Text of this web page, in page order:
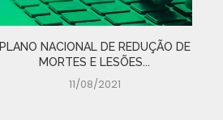
PLANO NACIONAL DE REDUÇÃO DE
MORTES E LESÕES...
11/08/2021